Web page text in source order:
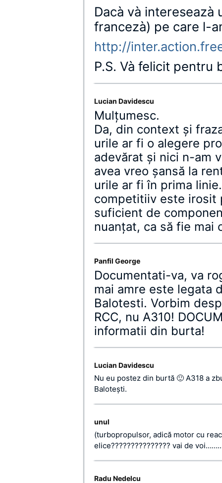
Dacà và intereseazà
francezà) pe care l-
http://
P.S. Và felicit pentru
Lucian Davidescu
Mulţumesc.
Da, din context şi
urile ar fi o alegere
adevărat şi nici n-am
avea vreo şansă la
urile ar fi în prima
competitiiv este irosit
suficient de
nuanţat, ca să fie mai
Panfil George
Documentati-va, va
mai amre este legata
Balotesti. Vorbim
RCC, nu A310!
informatii din burta!
Lucian Davidescu
Nu eu postez din burtă 🙂 A318 a
Baloteşti.
unul
(turbopropulsor, adică motor cu
elice??????????????? vai de voi……..
Radu Nedelcu